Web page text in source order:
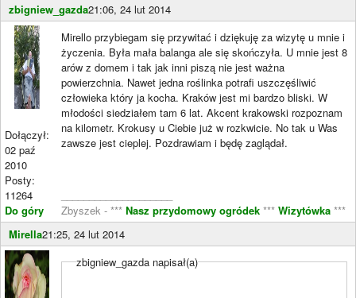
zbigniew_gazda21:06, 24 lut 2014
Dołączył:
02 paź
2010
Posty:
11264
Do góry
Mirello przybiegam się przywitać i dziękuję za wizytę u mnie i
życzenia. Była mała balanga ale się skończyła. U mnie jest 8
arów z domem i tak jak inni piszą nie jest ważna
powierzchnia. Nawet jedna roślinka potrafi uszczęśliwić
człowieka który ja kocha. Kraków jest mi bardzo bliski. W
młodości siedziałem tam 6 lat. Akcent krakowski rozpoznam
na kilometr. Krokusy u Ciebie już w rozkwicie. No tak u Was
zawsze jest cieplej. Pozdrawiam i będę zaglądał.
Zbyszek - *** Nasz przydomowy ogródek *** Wizytówka ***
Mirella21:25, 24 lut 2014
zbigniew_gazda napisał(a)